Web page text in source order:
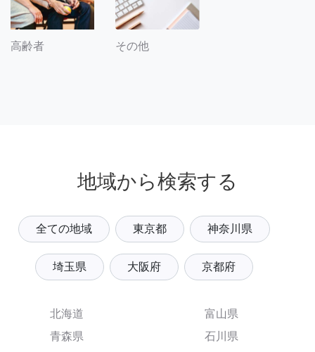
高齢者 その他
地域から検索する
全ての地域 東京都 神奈川県
埼玉県 大阪府 京都府
北海道
青森県
富山県
石川県